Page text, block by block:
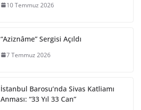
10 Temmuz 2026
“Aziznâme” Sergisi Açıldı
7 Temmuz 2026
İstanbul Barosu’nda Sivas Katliamı
Anması: “33 Yıl 33 Can”